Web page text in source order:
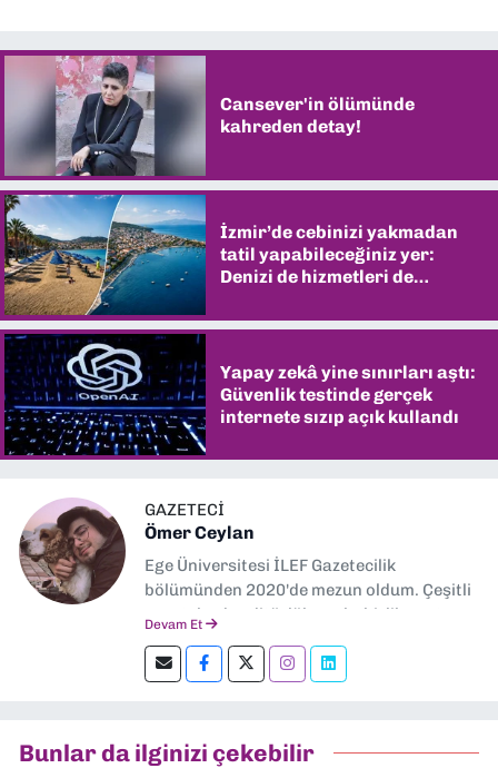
Cansever'in ölümünde
kahreden detay!
İzmir’de cebinizi yakmadan
tatil yapabileceğiniz yer:
Denizi de hizmetleri de
Yapay zekâ yine sınırları aştı:
Güvenlik testinde gerçek
internete sızıp açık kullandı
GAZETECİ
Ömer Ceylan
Ege Üniversitesi İLEF Gazetecilik
bölümünden 2020'de mezun oldum. Çeşitli
gazetelerde editörlük, muhabirlik yaptım.
editörlük yapıyorum.
Devam Et
Bunlar da ilginizi çekebilir